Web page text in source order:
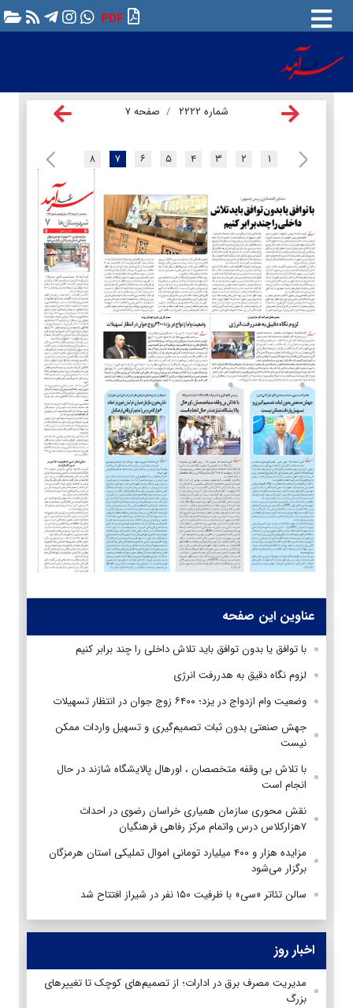
PDF
شماره ۲۲۲۲ صفحه ۷
۱ ۲ ۳ ۴ ۵ ۶ ۷ ۸
عناوین این صفحه
با توافق یا بدون توافق باید تلاش داخلی را چند برابر کنیم
لزوم نگاه دقیق به هدررفت انرژی
وضعیت وام ازدواج در یزد؛ ۶۴۰۰ زوج جوان در انتظار تسهیلات
جهش صنعتی بدون ثبات تصمیم‌گیری و تسهیل واردات ممکن
نیست
با تلاش بی وقفه متخصصان ، اورهال پالایشگاه شازند در حال
انجام است
نقش محوری سازمان همیاری خراسان رضوی در احداث
۷هزارکلاس درس واتمام مرکز رفاهی فرهنگیان
مزایده هزار و ۴۰۰ میلیارد تومانی اموال تملیکی استان هرمزگان
برگزار می‌شود
سالن تئاتر «سی» با ظرفیت ۱۵۰ نفر در شیراز افتتاح شد
اخبار روز
مدیریت مصرف برق در ادارات؛ از تصمیم‌های کوچک تا تغییرهای
بزرگ